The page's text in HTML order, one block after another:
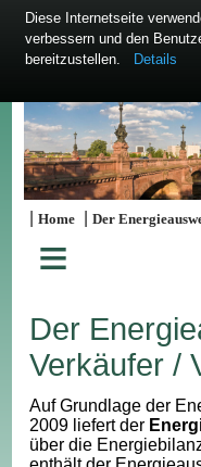
|Home |Der
≡
Der
Verkäufer /
Auf Grundlage der
2009 liefert der
über die
Diese Internetseite
verbessern und den
bereitzustellen.
Details